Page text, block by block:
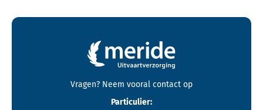
Contactgegevens en footer menu van Meride
Vragen? Neem vooral contact op
Particulier: